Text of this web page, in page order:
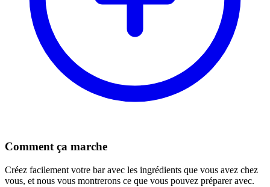
Comment ça marche
Créez facilement votre bar avec les ingrédients que vous avez chez
vous, et nous vous montrerons ce que vous pouvez préparer avec.